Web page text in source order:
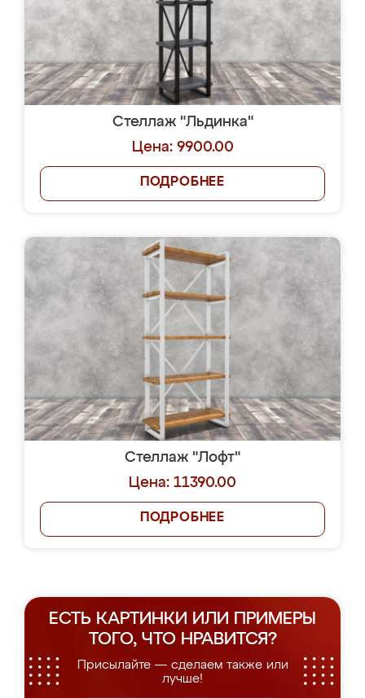
Стеллаж "Льдинка"
Цена: 9900.00
ПОДРОБНЕЕ
Стеллаж "Лофт"
Цена: 11390.00
ПОДРОБНЕЕ
ЕСТЬ КАРТИНКИ ИЛИ ПРИМЕРЫ
ТОГО, ЧТО НРАВИТСЯ?
Присылайте — сделаем также или
лучше!